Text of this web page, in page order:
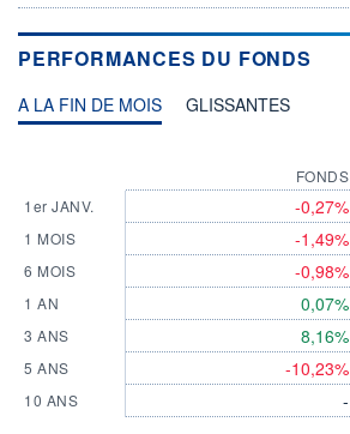
PERFORMANCES DU FONDS
A LA FIN DE MOIS GLISSANTES
1er JANV.
1 MOIS
6 MOIS
1 AN
3 ANS
5 ANS
10 ANS
FONDS
-0,27%
-1,49%
-0,98%
0,07%
8,16%
-10,23%
-